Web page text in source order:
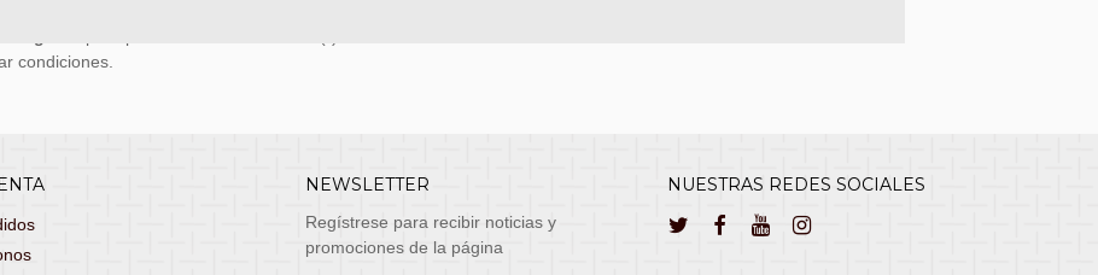
condiciones.
NEWSLETTER
Regístrese para recibir noticias y
promociones de la página
NUESTRAS REDES SOCIALES